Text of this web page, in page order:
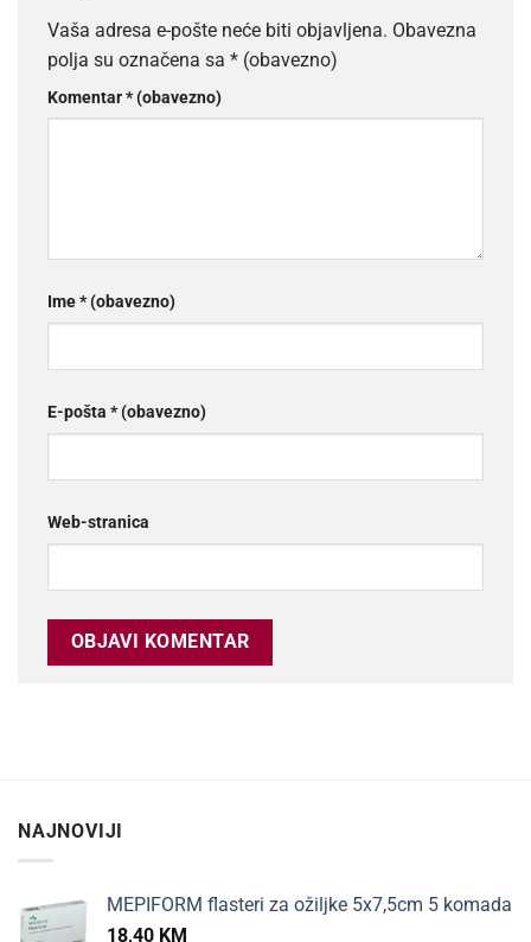
Vaša adresa e-pošte neće biti objavljena. Obavezna
polja su označena sa * (obavezno)
Komentar* (obavezno)
Ime* (obavezno)
E-pošta * (obavezno)
Web-stranica
NAJNOVIJI
MEPIFORM flasteri za ožiljke 5x7,5cm 5 komada
18,40 KM